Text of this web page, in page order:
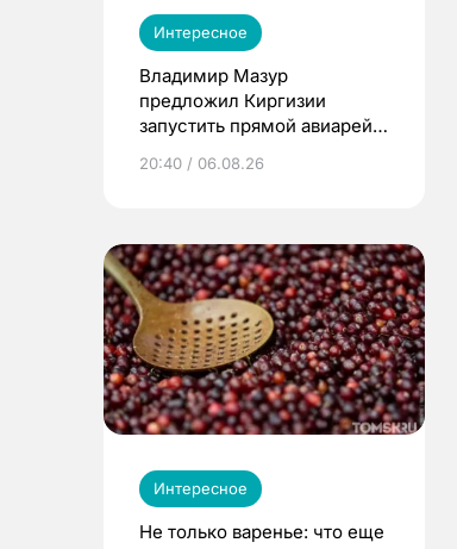
Интересное
Владимир Мазур
предложил Киргизии
запустить прямой авиарейс
20:40 / 06.08.26
Интересное
Не только варенье: что еще